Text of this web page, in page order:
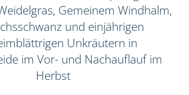
Gemeinem Windhalm,
und einjährigen
Unkräutern in
im Vor- und Nachauflauf im
Herbst